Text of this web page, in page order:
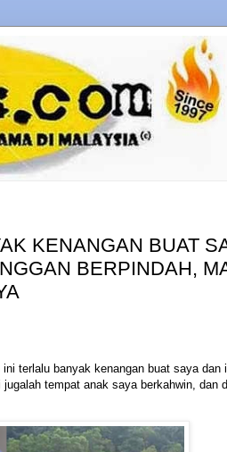
KENANGAN BUAT
BERPINDAH,
terlalu banyak kenangan buat saya dan
tempat anak saya berkahwin, dan